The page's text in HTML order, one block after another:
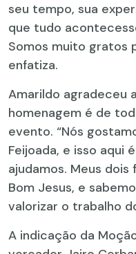
seu tempo, sua
que tudo
Somos muito gratos
enfatiza.
Amarildo agradeceu
homenagem é de
evento. “Nós
Feijoada, e isso aqui
ajudamos. Meus
Bom Jesus, e
valorizar o trabalho
A indicação da